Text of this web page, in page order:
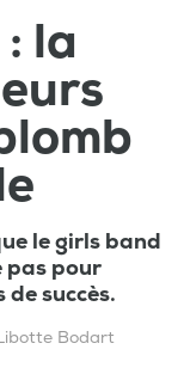
la
le girls band
pas pour
succès.
Bodart